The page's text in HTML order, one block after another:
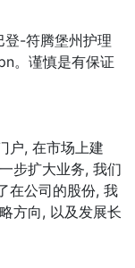
登-符腾堡州护理
。谨慎是有保证
户, 在市场上建
步扩大业务, 我们
在公司的股份, 我
方向, 以及发展长